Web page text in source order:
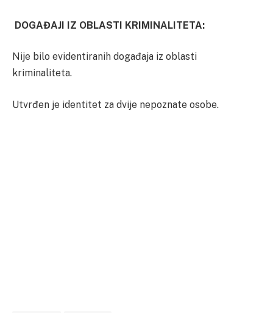
DOGAĐAJI IZ OBLASTI KRIMINALITETA:
Nije bilo evidentiranih događaja iz oblasti
kriminaliteta.
Utvrđen je identitet za dvije nepoznate osobe.